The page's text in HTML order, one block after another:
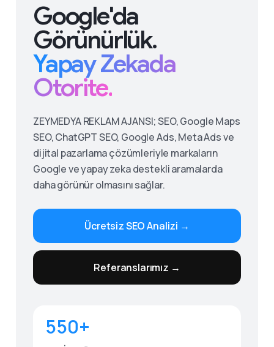
Google'da
Görünürlük.
Yapay Zekada
Otorite.
ZEYMEDYA REKLAM AJANSI; SEO, Google Maps
SEO, ChatGPT SEO, Google Ads, Meta Ads ve
dijital pazarlama çözümleriyle markaların
Google ve yapay zeka destekli aramalarda
daha görünür olmasını sağlar.
Ücretsiz SEO Analizi →
Referanslarımız →
550+
Give us a call
Available from 9am to 8pm, Monday to Friday.
Send us a message
Send your message any time you want.